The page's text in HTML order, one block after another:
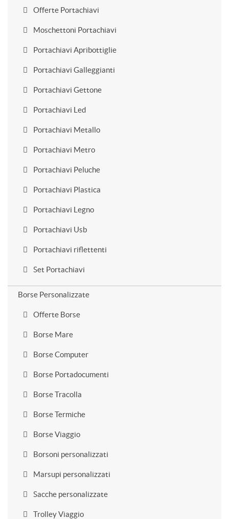
Offerte Portachiavi
Moschettoni Portachiavi
Portachiavi Apribottiglie
Portachiavi Galleggianti
Portachiavi Gettone
Portachiavi Led
Portachiavi Metallo
Portachiavi Metro
Portachiavi Peluche
Portachiavi Plastica
Portachiavi Legno
Portachiavi Usb
Portachiavi riflettenti
Set Portachiavi
Borse Personalizzate
Offerte Borse
Borse Mare
Borse Computer
Borse Portadocumenti
Borse Tracolla
Borse Termiche
Borse Viaggio
Borsoni personalizzati
Marsupi personalizzati
Sacche personalizzate
Trolley Viaggio